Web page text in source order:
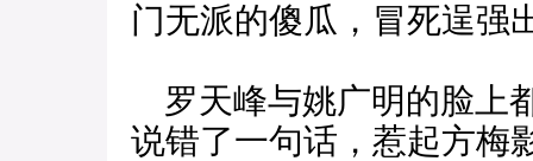
门无派的傻瓜，冒死逞强
罗天峰与姚广明的脸上
说错了一句话，惹起方梅